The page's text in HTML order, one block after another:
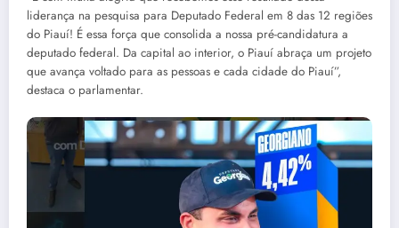
liderança na pesquisa para Deputado Federal em 8 das 12 regiões
do Piauí! É essa força que consolida a nossa pré-candidatura a
deputado federal. Da capital ao interior, o Piauí abraça um projeto
que avança voltado para as pessoas e cada cidade do Piauí”,
destaca o parlamentar.